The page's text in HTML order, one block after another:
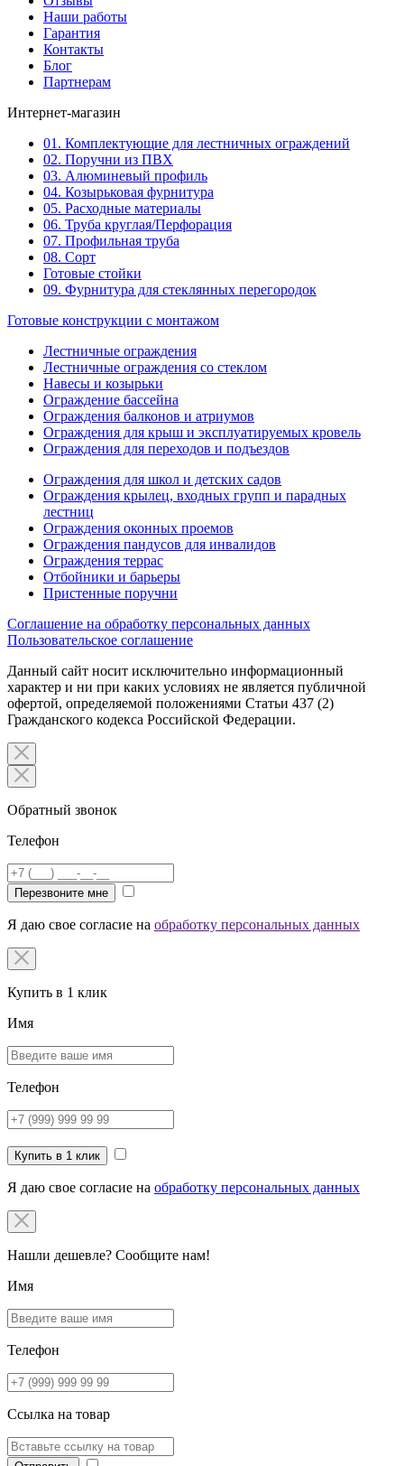
Наши работы
Гарантия
Контакты
Блог
Партнерам
Интернет-магазин
01. Комплектующие для лестничных ограждений
02. Поручни из ПВХ
03. Алюминевый профиль
04. Козырьковая фурнитура
05. Расходные материалы
06. Труба круглая/Перфорация
07. Профильная труба
08. Сорт
Готовые стойки
09. Фурнитура для стеклянных перегородок
Готовые конструкции с монтажом
Лестничные ограждения
Лестничные ограждения со стеклом
Навесы и козырьки
Ограждение бассейна
Ограждения балконов и атриумов
Ограждения для крыш и эксплуатируемых кровель
Ограждения для переходов и подъездов
Ограждения для школ и детских садов
Ограждения крылец, входных групп и парадных
лестниц
Ограждения оконных проемов
Ограждения пандусов для инвалидов
Ограждения террас
Отбойники и барьеры
Пристенные поручни
Соглашение на обработку персональных данных
Пользовательское соглашение
Данный сайт носит исключительно информационный
характер и ни при каких условиях не является публичной
офертой, определяемой положениями Статьи 437 (2)
Гражданского кодекса Российской Федерации.
Обратный звонок
Телефон
Перезвоните мне
Я даю свое согласие на обработку персональных данных
Купить в 1 клик
Имя
Телефон
Купить в 1 клик
Я даю свое согласие на обработку персональных данных
Нашли дешевле? Сообщите нам!
Имя
Телефон
Ссылка на товар